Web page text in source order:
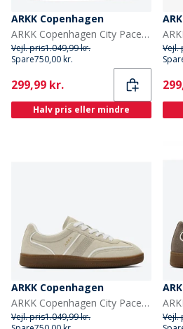
ARKK Copenhagen
ARKK Copenhagen City Pace Sneakers Sort
Vejl. pris1.049,99 kr.
Spare750,00 kr.
Current
299,99 kr.
Halv pris eller mindre
Vejl.
ARKK Copenhagen
ARKK Copenhagen City Pace Sneakers Tofu
Vejl. pris1.049,99 kr.
Vejl.